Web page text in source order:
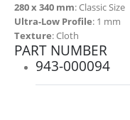
280 x 340 mm: Classic Size
Ultra-Low Profile: 1 mm
Texture: Cloth
PART NUMBER
943-000094